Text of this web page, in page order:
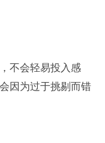
不会轻易投入感
因为过于挑剔而错